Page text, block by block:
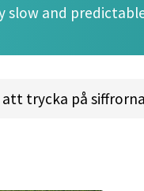
and
att trycka på siffrorna